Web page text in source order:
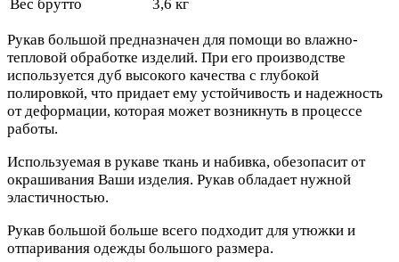
Вес брутто
3,6 кг
Рукав большой предназначен для помощи во влажно-
тепловой обработке изделий. При его производстве
используется дуб высокого качества с глубокой
полировкой, что придает ему устойчивость и надежность
от деформации, которая может возникнуть в процессе
работы.
Используемая в рукаве ткань и набивка, обезопасит от
окрашивания Ваши изделия. Рукав обладает нужной
эластичностью.
Рукав большой больше всего подходит для утюжки и
отпаривания одежды большого размера.